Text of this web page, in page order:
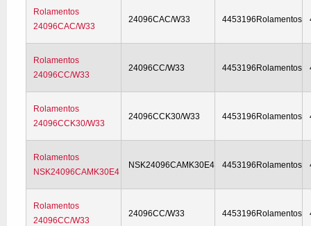
Rolamentos
24096CAC/W33
24096CAC/W33 4453196Rolamentos
Rolamentos
24096CC/W33
24096CC/W33 4453196Rolamentos
Rolamentos
24096CCK30/W33
24096CCK30/W33 4453196Rolamentos
Rolamentos
NSK24096CAMK30E4
NSK24096CAMK30E4 4453196Rolamentos
Rolamentos
24096CC/W33
24096CC/W33 4453196Rolamentos